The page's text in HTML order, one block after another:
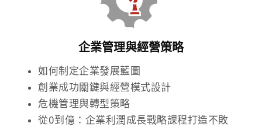
企業管理與經營策略
如何制定企業發展藍圖
創業成功關鍵與經營模式設計
危機管理與轉型策略
從0到億：企業利潤成長戰略課程打造不敗